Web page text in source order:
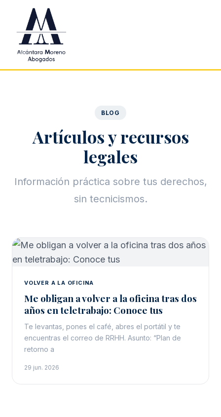
Saltar al contenido principal
BLOG
Artículos y recursos
legales
Información práctica sobre tus derechos,
sin tecnicismos.
VOLVER A LA OFICINA
Me obligan a volver a la oficina tras dos
años en teletrabajo: Conoce tus
Te levantas, pones el café, abres el portátil y te
encuentras el correo de RRHH. Asunto: “Plan de
retorno a
29 jun. 2026